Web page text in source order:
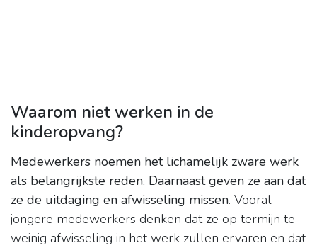
Waarom niet werken in de
kinderopvang?
Medewerkers noemen het lichamelijk zware werk
als belangrijkste reden. Daarnaast geven ze aan dat
ze de uitdaging en afwisseling missen. Vooral
jongere medewerkers denken dat ze op termijn te
weinig afwisseling in het werk zullen ervaren en dat